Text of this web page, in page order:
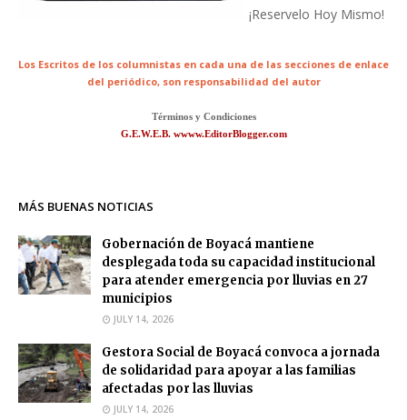
¡Reservelo Hoy Mismo!
Los Escritos de los columnistas en cada una de las secciones de enlace
del periódico, son responsabilidad del autor
Términos y Condiciones
G.E.W.E.B. wwww.EditorBlogger.com
MÁS BUENAS NOTICIAS
Gobernación de Boyacá mantiene
desplegada toda su capacidad institucional
para atender emergencia por lluvias en 27
municipios
JULY 14, 2026
Gestora Social de Boyacá convoca a jornada
de solidaridad para apoyar a las familias
afectadas por las lluvias
JULY 14, 2026